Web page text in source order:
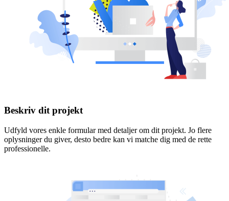
Beskriv dit projekt
Udfyld vores enkle formular med detaljer om dit projekt. Jo flere
oplysninger du giver, desto bedre kan vi matche dig med de rette
professionelle.